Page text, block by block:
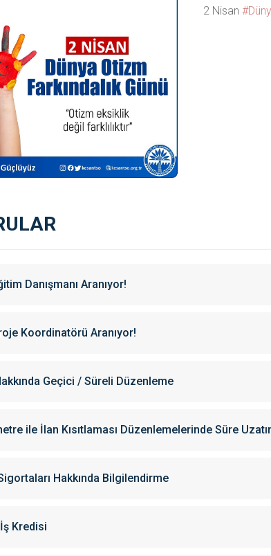
2 Nisan
Danışmanı Aranıyor!
Koordinatörü Aranıyor!
Geçici / Süreli Düzenleme
ile İlan Kısıtlaması Düzenlemelerinde Süre
Hakkında Bilgilendirme
Kredisi